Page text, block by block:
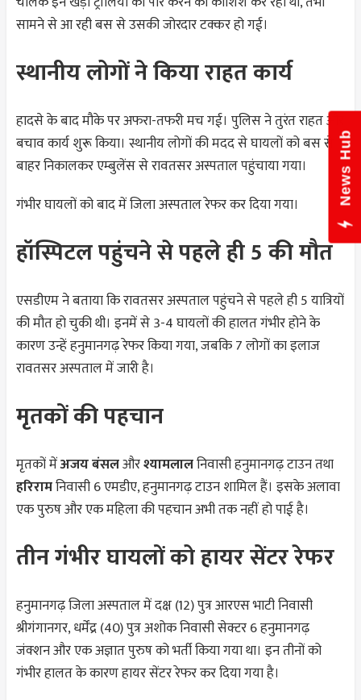
सामने से आ रही बस से उसकी जोरदार टक्कर हो गई।
स्थानीय लोगों ने किया राहत कार्य
हादसे के बाद मौके पर अफरा-तफरी मच गई। पुलिस ने तुरंत राहत और
बचाव कार्य शुरू किया। स्थानीय लोगों की मदद से घायलों को बस से
बाहर निकालकर एम्बुलेंस से रावतसर अस्पताल पहुंचाया गया।
गंभीर घायलों को बाद में जिला अस्पताल रेफर कर दिया गया।
हॉस्पिटल पहुंचने से पहले ही 5 की मौत
एसडीएम ने बताया कि रावतसर अस्पताल पहुंचने से पहले ही 5 यात्रियों
की मौत हो चुकी थी। इनमें से 3-4 घायलों की हालत गंभीर होने के
कारण उन्हें हनुमानगढ़ रेफर किया गया, जबकि 7 लोगों का इलाज
रावतसर अस्पताल में जारी है।
मृतकों की पहचान
मृतकों मेंअजय बंसलऔरश्यामलालनिवासी हनुमानगढ़ टाउन तथा
हरिरामनिवासी 6 एमडीए, हनुमानगढ़ टाउन शामिल हैं। इसके अलावा
एक पुरुष और एक महिला की पहचान अभी तक नहीं हो पाई है।
तीन गंभीर घायलों को हायर सेंटर रेफर
हनुमानगढ़ जिला अस्पताल में दक्ष (12) पुत्र आरएस भाटी निवासी
श्रीगंगानगर, धर्मेंद्र (40) पुत्र अशोक निवासी सेक्टर 6 हनुमानगढ़
जंक्शन और एक अज्ञात पुरुष को भर्ती किया गया था। इन तीनों को
गंभीर हालत के कारण हायर सेंटर रेफर कर दिया गया है।
News Hub